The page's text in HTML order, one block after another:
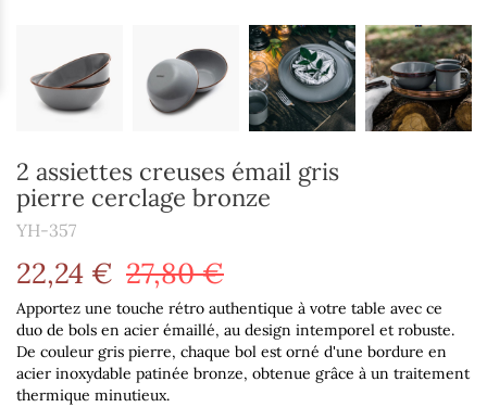
2 assiettes creuses émail gris
pierre cerclage bronze
YH-357
22,24 € 27,80 €
Apportez une touche rétro authentique à votre table avec ce
duo de bols en acier émaillé, au design intemporel et robuste.
De couleur gris pierre, chaque bol est orné d'une bordure en
acier inoxydable patinée bronze, obtenue grâce à un traitement
thermique minutieux.